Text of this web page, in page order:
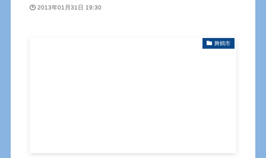
2013年01月31日 19:30
舞鶴市